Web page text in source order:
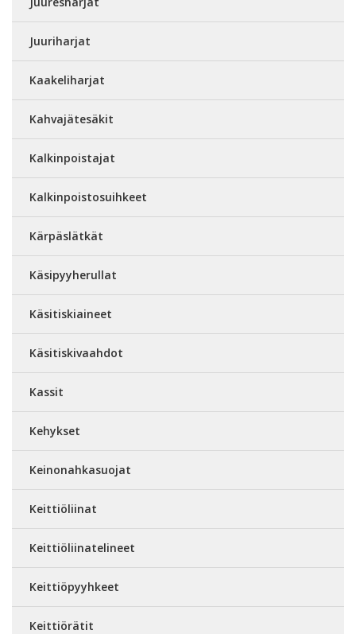
Juuriharjat
Kaakeliharjat
Kahvajätesäkit
Kalkinpoistajat
Kalkinpoistosuihkeet
Kärpäslätkät
Käsipyyherullat
Käsitiskiaineet
Käsitiskivaahdot
Kassit
Kehykset
Keinonahkasuojat
Keittiöliinat
Keittiöliinatelineet
Keittiöpyyhkeet
Keittiörätit